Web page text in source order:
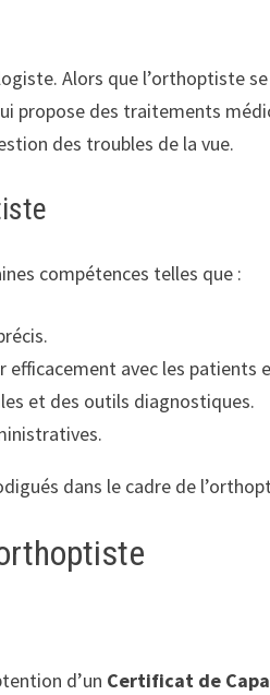
Alors que l’orthoptiste
propose des traitements
des troubles de la vue.
compétences telles que :
efficacement avec les patients
et des outils diagnostiques.
dans le cadre de
d’un Certificat de